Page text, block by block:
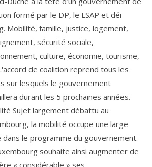
formé par le DP, le LSAP et déi
Mobilité, famille, justice, logement,
sécurité sociale,
culture, économie, tourisme,
de coalition reprend tous les
sur lesquels le gouvernement
durant les 5 prochaines années.
Sujet largement débattu au
la mobilité occupe une large
dans le programme du gouvernement.
souhaite ainsi augmenter de